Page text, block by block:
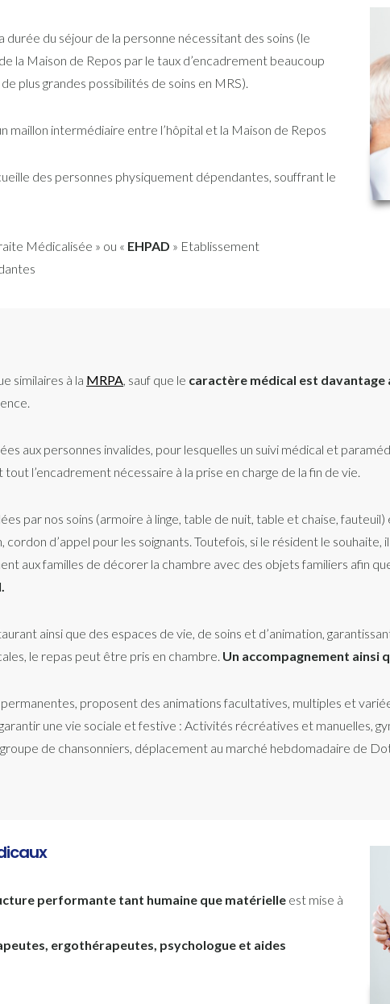
durée du séjour de la personne nécessitant des soins (le
la Maison de Repos par le taux d’encadrement beaucoup
plus grandes possibilités de soins en MRS).
maillon intermédiaire entre l’hôpital et la Maison de Repos
des personnes physiquement dépendantes, souffrant le
Médicalisée » ou « EHPAD » Etablissement
similaires à la MRPA, sauf que le caractère médical est davantage
aux personnes invalides, pour lesquelles un suivi médical et
l’encadrement nécessaire à la prise en charge de la fin de vie.
par nos soins (armoire à linge, table de nuit, table et chaise,
d’appel pour les soignants. Toutefois, si le résident le
aux familles de décorer la chambre avec des objets familiers afin
ainsi que des espaces de vie, de soins et d’animation,
le repas peut être pris en chambre. Un accompagnement ainsi
proposent des animations facultatives, multiples et
une vie sociale et festive : Activités récréatives et manuelles,
de chansonniers, déplacement au marché hebdomadaire de
performante tant humaine que matérielle est mise à
ergothérapeutes, psychologue et aides